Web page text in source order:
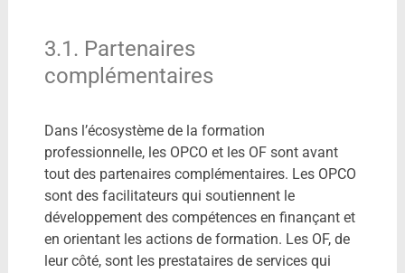
3.1. Partenaires
complémentaires
Dans l’écosystème de la formation
professionnelle, les OPCO et les OF sont avant
tout des partenaires complémentaires. Les OPCO
sont des facilitateurs qui soutiennent le
développement des compétences en finançant et
en orientant les actions de formation. Les OF, de
leur côté, sont les prestataires de services qui